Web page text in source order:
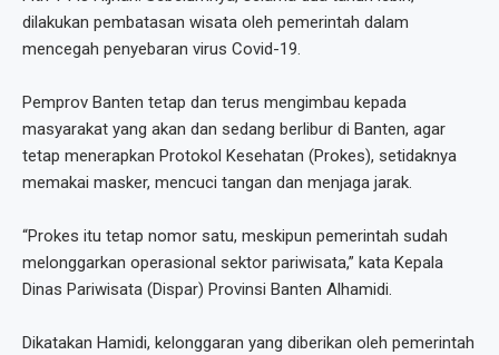
dilakukan pembatasan wisata oleh pemerintah dalam
mencegah penyebaran virus Covid-19.
Pemprov Banten tetap dan terus mengimbau kepada
masyarakat yang akan dan sedang berlibur di Banten, agar
tetap menerapkan Protokol Kesehatan (Prokes), setidaknya
memakai masker, mencuci tangan dan menjaga jarak.
“Prokes itu tetap nomor satu, meskipun pemerintah sudah
melonggarkan operasional sektor pariwisata,” kata Kepala
Dinas Pariwisata (Dispar) Provinsi Banten Alhamidi.
Dikatakan Hamidi, kelonggaran yang diberikan oleh pemerintah